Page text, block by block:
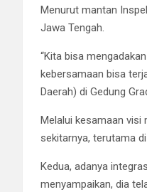
Menurut mantan
Jawa Tengah.
“Kita bisa
kebersamaan bisa
Daerah) di Gedung
Melalui kesamaan
sekitarnya, terutama
Kedua, adanya
menyampaikan, dia